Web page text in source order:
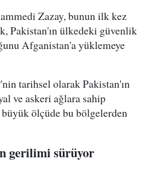
Zazay, bunun ilk kez
Pakistan'ın ülkedeki güvenlik
Afganistan'a yüklemeye
tarihsel olarak Pakistan'ın
ve askeri ağlara sahip
ölçüde bu bölgelerden
gerilimi sürüyor